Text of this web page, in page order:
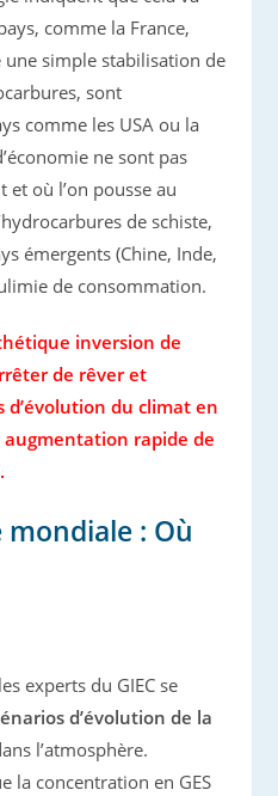
comme la France,
une simple stabilisation de
sont
comme les USA ou la
ne sont pas
et où l’on pousse au
de schiste,
émergents (Chine, Inde,
de consommation.
inversion de
de rêver et
d’évolution du climat en
rapide de
: Où
experts du GIEC se
d’évolution de la
l’atmosphère.
la concentration en GES